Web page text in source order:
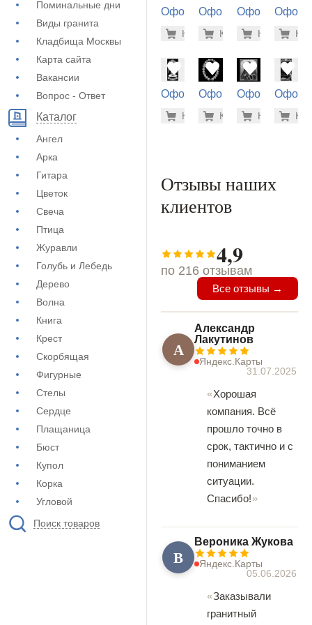
Поминальные дни
Виды гранита
Кладбища Москвы
Карта сайта
Вакансии
Вопрос - Ответ
Каталог
Ангел
Арка
Гитара
Цветок
Свеча
Птица
Журавли
Голубь и Лебедь
Дерево
Волна
Книга
Крест
Скорбящая
Фигурные
Стелы
Сердце
Плащаница
Бюст
Купол
Корка
Угловой
Поиск товаров
Оформление
(73-210)
-7% 5.600
Купить
Оформление
(73-216)
-7%
Купить
Оформление
(73-488)
-
Купить(71-
Оформление
(72-284)
-7% 3.700
Купить
Оформление
(71-886)
-7%
Купить
Оформление
(73-448)
-
Купить(72-
Отзывы наших
клиентов
4,9
по 216 отзывам
Все отзывы →
А
Александр
Лакутинов
Яндекс.Карты
31.07.2025
Хорошая
компания. Всё
прошло точно в
срок, тактично и с
пониманием
ситуации.
Спасибо!
В
Вероника Жукова
Яндекс.Карты
05.06.2026
Заказывали
гранитный